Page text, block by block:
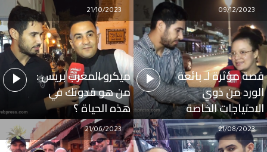
قصة مؤثرة لـ بائعة
الورد من ذوي
الاحتياجات الخاصة
09/12/2023
ميكرو المغرب بريس :
من هو قدوتك في
هذه الحياة ؟
21/10/2023
21/08/2023
21/06/2023